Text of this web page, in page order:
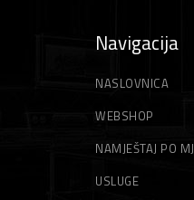
Navigacija
NASLOVNICA
WEBSHOP
NAMJEŠTAJ PO
USLUGE